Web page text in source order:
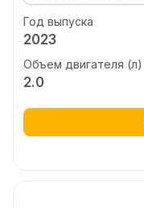
Год выпуска
2023
Объем двигателя (л)
2.0